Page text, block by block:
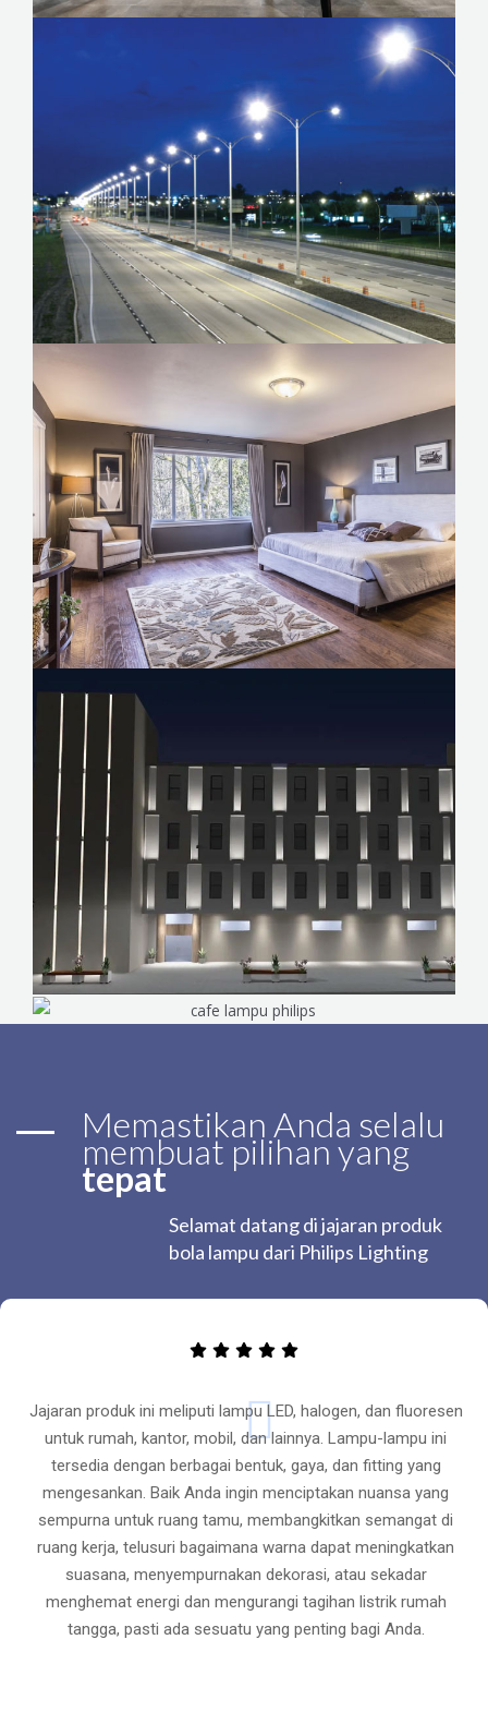
Memastikan Anda selalu
membuat pilihan yang
tepat
Selamat datang di jajaran produk
bola lampu dari Philips Lighting
Jajaran produk ini meliputi lampu LED, halogen, dan fluoresen
untuk rumah, kantor, mobil, dan lainnya. Lampu-lampu ini
tersedia dengan berbagai bentuk, gaya, dan fitting yang
mengesankan. Baik Anda ingin menciptakan nuansa yang
sempurna untuk ruang tamu, membangkitkan semangat di
ruang kerja, telusuri bagaimana warna dapat meningkatkan
suasana, menyempurnakan dekorasi, atau sekadar
menghemat energi dan mengurangi tagihan listrik rumah
tangga, pasti ada sesuatu yang penting bagi Anda.